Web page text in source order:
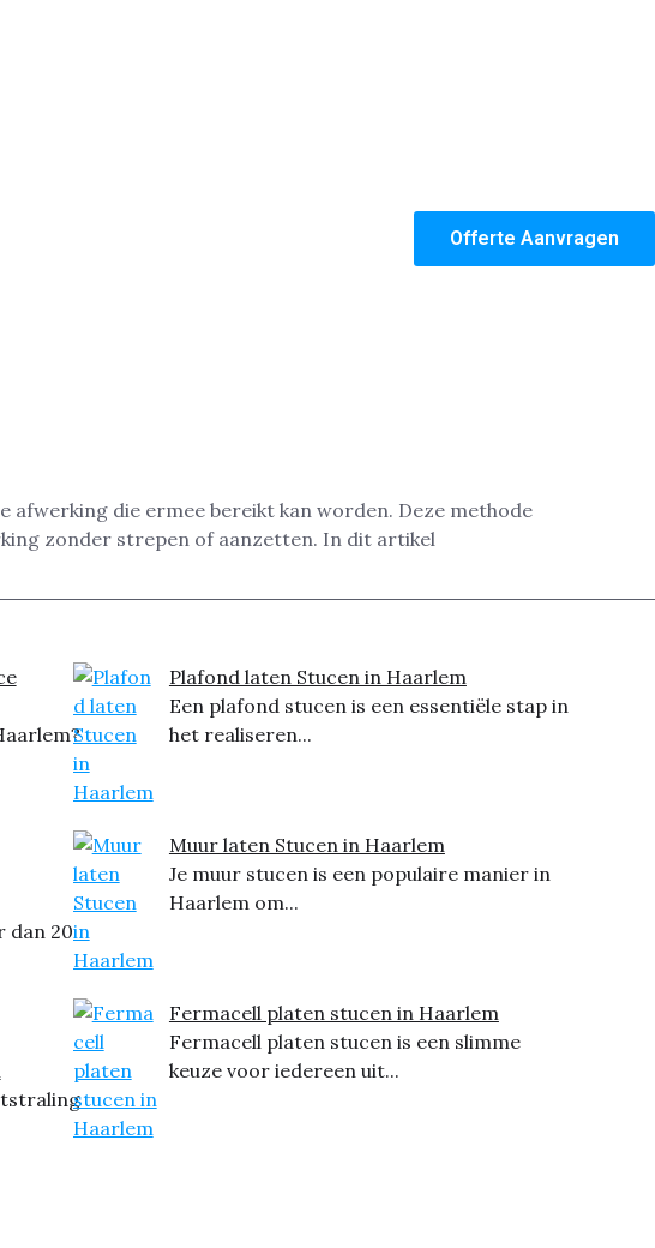
Offerte Aanvragen
afwerking die ermee bereikt kan worden. Deze methode
zonder strepen of aanzetten. In dit artikel
dan 20
Plafond laten Stucen in Haarlem
Een plafond stucen is een essentiële stap in
het realiseren...
Muur laten Stucen in Haarlem
Je muur stucen is een populaire manier in
Haarlem om...
Fermacell platen stucen in Haarlem
Fermacell platen stucen is een slimme
keuze voor iedereen uit...